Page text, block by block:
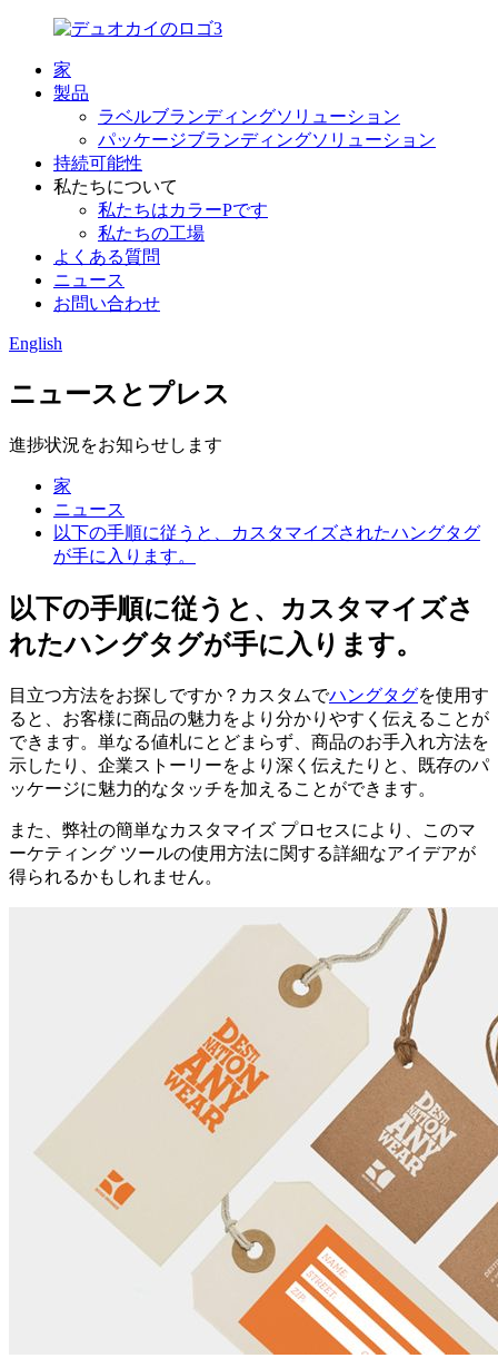
家
製品
ラベルブランディングソリューション
パッケージブランディングソリューション
持続可能性
私たちについて
私たちはカラーPです
私たちの工場
よくある質問
ニュース
お問い合わせ
English
ニュースとプレス
進捗状況をお知らせします
家
ニュース
以下の手順に従うと、カスタマイズされたハングタグ
が手に入ります。
以下の手順に従うと、カスタマイズさ
れたハングタグが手に入ります。
目立つ方法をお探しですか？カスタムでハングタグを使用す
ると、お客様に商品の魅力をより分かりやすく伝えることが
できます。単なる値札にとどまらず、商品のお手入れ方法を
示したり、企業ストーリーをより深く伝えたりと、既存のパ
ッケージに魅力的なタッチを加えることができます。
また、弊社の簡単なカスタマイズ プロセスにより、このマ
ーケティング ツールの使用方法に関する詳細なアイデアが
得られるかもしれません。